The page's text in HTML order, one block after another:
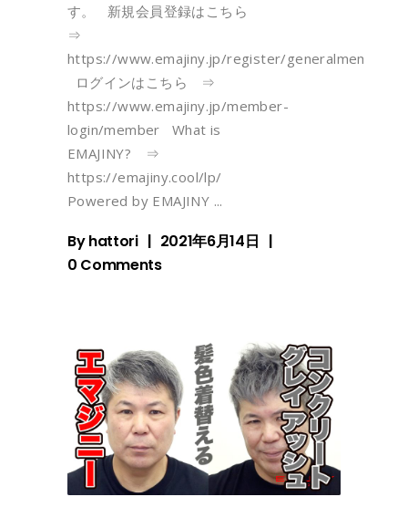
す。 新規会員登録はこちら
⇒
https://www.emajiny.jp/register/
ログインはこちら ⇒
https://www.emajiny.jp/member-
login/member What is
EMAJINY? ⇒
https://emajiny.cool/lp/
Powered by EMAJINY
Byhattori
2021年6月14日
0 Comments